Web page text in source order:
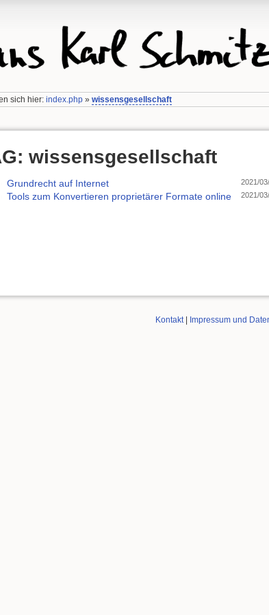
sich hier:index.php »wissensgesellschaft
wissensgesellschaft
Grundrecht auf Internet 2021/
Tools zum Konvertieren proprietärer Formate online 2021/
Kontakt| Impressum und